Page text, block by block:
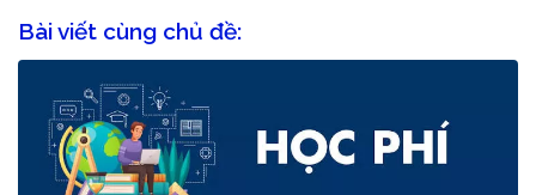
Bài viết cùng chủ đề: